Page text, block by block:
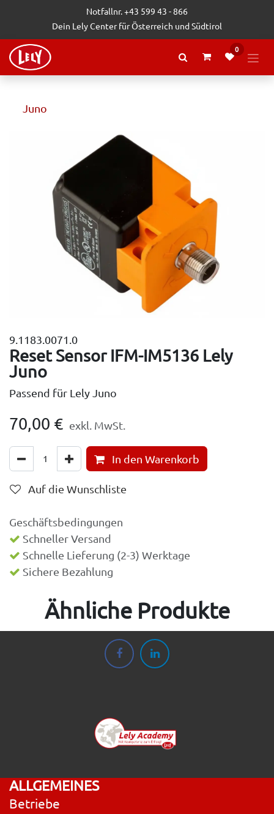
Zum Inhalt springenNotfallnr. +43 599 43 - 866
Dein Lely Center für Österreich und Südtirol
0
Juno
9.1183.0071.0
Reset Sensor IFM-IM5136 Lely
Juno
Passend für Lely Juno
70,00 € exkl. MwSt.
In den Warenkorb
Auf die Wunschliste
Geschäftsbedingungen
Schneller Versand
Schnelle Lieferung (2-3) Werktage
Sichere Bezahlung
Ähnliche Produkte
ALLGEMEINES
Betriebe